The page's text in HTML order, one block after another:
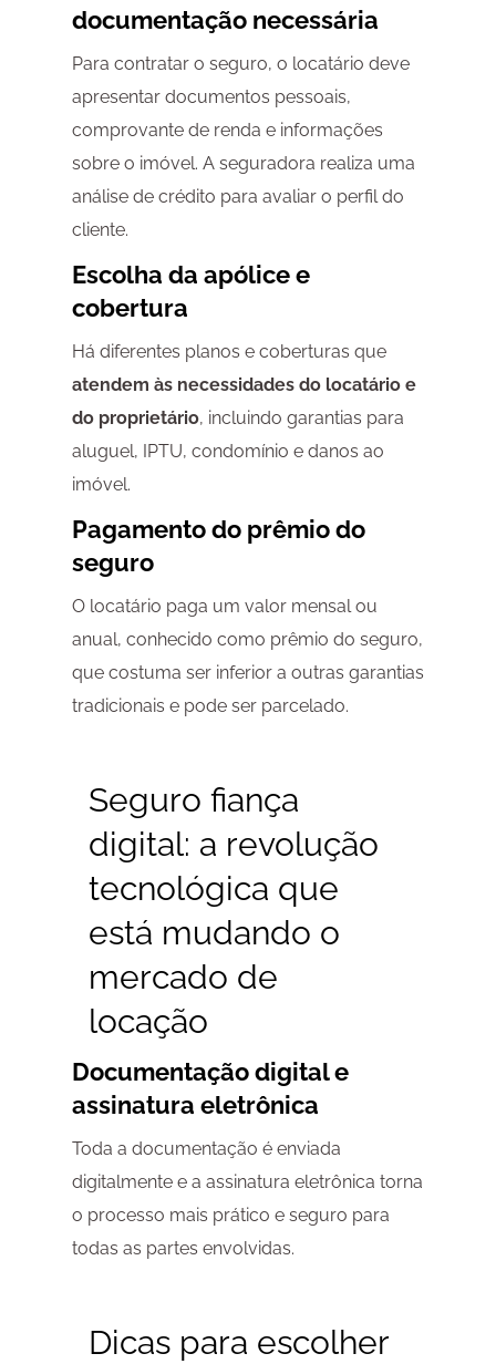
documentação necessária
Para contratar o seguro, o locatário deve
apresentar documentos pessoais,
comprovante de renda e informações
sobre o imóvel. A seguradora realiza uma
análise de crédito para avaliar o perfil do
cliente.
Escolha da apólice e
cobertura
Há diferentes planos e coberturas que
atendem às necessidades do locatário e
do proprietário, incluindo garantias para
aluguel, IPTU, condomínio e danos ao
imóvel.
Pagamento do prêmio do
seguro
O locatário paga um valor mensal ou
anual, conhecido como prêmio do seguro,
que costuma ser inferior a outras garantias
tradicionais e pode ser parcelado.
Seguro fiança
digital: a revolução
tecnológica que
está mudando o
mercado de
locação
Documentação digital e
assinatura eletrônica
Toda a documentação é enviada
digitalmente e a assinatura eletrônica torna
o processo mais prático e seguro para
todas as partes envolvidas.
Dicas para escolher